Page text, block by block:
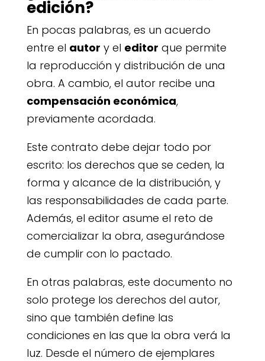
edición?
En pocas palabras, es un acuerdo
entre el autor y el editor que permite
la reproducción y distribución de una
obra. A cambio, el autor recibe una
compensación económica,
previamente acordada.
Este contrato debe dejar todo por
escrito: los derechos que se ceden, la
forma y alcance de la distribución, y
las responsabilidades de cada parte.
Además, el editor asume el reto de
comercializar la obra, asegurándose
de cumplir con lo pactado.
En otras palabras, este documento no
solo protege los derechos del autor,
sino que también define las
condiciones en las que la obra verá la
luz. Desde el número de ejemplares